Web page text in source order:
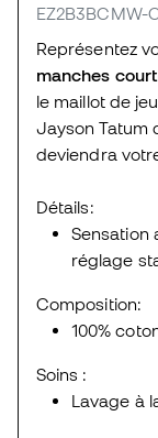
EZ2B3BCMW-
Représentez
manches
le maillot de
Jayson Tatum
deviendra
Détails:
Sensation
réglage
Composition:
100%
Soins :
Lavage à